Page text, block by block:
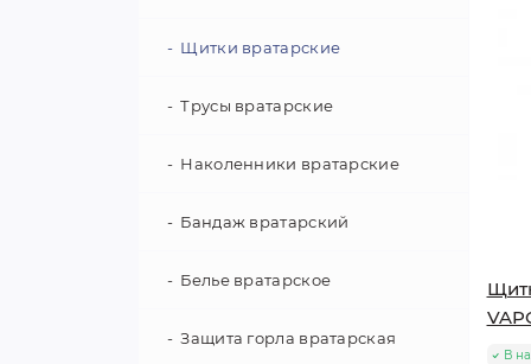
Щитки
Белье
Защита шеи
Сумки
Маски/визоры
Ролики
Щитки вратарские
Трусы вратарские
Наколенники вратарские
Бандаж вратарский
Белье вратарское
Защита горла вратарская
В